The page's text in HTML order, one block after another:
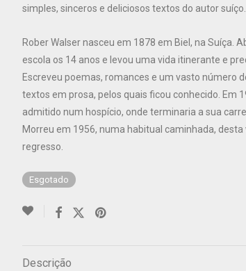
simples, sinceros e deliciosos textos do autor suíço.
Rober Walser nasceu em 1878 em Biel, na Suíça.
escola os 14 anos e levou uma vida itinerante e
Escreveu poemas, romances e um vasto número
textos em prosa, pelos quais ficou conhecido. Em
admitido num hospício, onde terminaria a sua
Morreu em 1956, numa habitual caminhada, desta
regresso.
Esgotado
Descrição